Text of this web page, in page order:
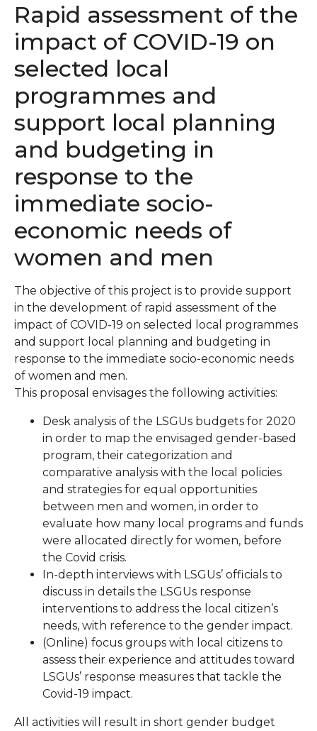
Rapid assessment of the
impact of COVID-19 on
selected local
programmes and
support local planning
and budgeting in
response to the
immediate socio-
economic needs of
women and men
The objective of this project is to provide support
in the development of rapid assessment of the
impact of COVID-19 on selected local programmes
and support local planning and budgeting in
response to the immediate socio-economic needs
of women and men.
This proposal envisages the following activities:
Desk analysis of the LSGUs budgets for 2020
in order to map the envisaged gender-based
program, their categorization and
comparative analysis with the local policies
and strategies for equal opportunities
between men and women, in order to
evaluate how many local programs and funds
were allocated directly for women, before
the Covid crisis.
In-depth interviews with LSGUs’ officials to
discuss in details the LSGUs response
interventions to address the local citizen’s
needs, with reference to the gender impact.
(Online) focus groups with local citizens to
assess their experience and attitudes toward
LSGUs’ response measures that tackle the
Covid-19 impact.
All activities will result in short gender budget